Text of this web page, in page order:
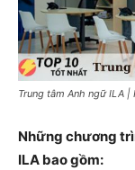
Trung tâm Anh ngữ ILA |
Những chương
ILA bao gồm: